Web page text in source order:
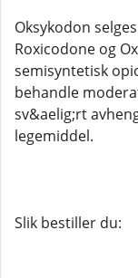
Oksykodon
Roxicodone og
semisyntetisk
behandle
sv&aelig;rt
legemiddel.
Slik bestiller du: